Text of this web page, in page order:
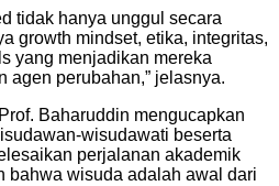
tidak hanya unggul secara
growth mindset, etika, integritas,
yang menjadikan mereka
agen perubahan,” jelasnya.
Baharuddin mengucapkan
wisudawati beserta
perjalanan akademik
bahwa wisuda adalah awal dari